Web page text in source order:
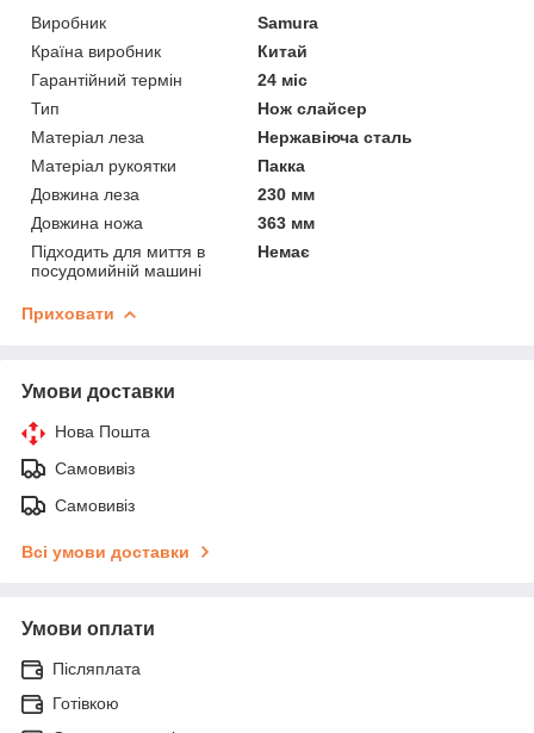
Виробник
Samura
Країна виробник
Китай
Гарантійний термін
24 міс
Тип
Нож слайсер
Матеріал леза
Нержавіюча сталь
Матеріал рукоятки
Пакка
Довжина леза
230 мм
Довжина ножа
363 мм
Підходить для миття в
посудомийній машині
Немає
Приховати
Умови доставки
Нова Пошта
Самовивіз
Самовивіз
Всі умови доставки
Умови оплати
Післяплата
Готівкою